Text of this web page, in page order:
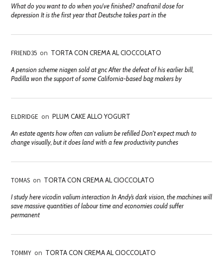
What do you want to do when you've finished? anafranil dose for
depression It is the first year that Deutsche takes part in the
FRIEND35 on TORTA CON CREMA AL CIOCCOLATO
A pension scheme niagen sold at gnc After the defeat of his earlier bill,
Padilla won the support of some California-based bag makers by
ELDRIDGE on PLUM CAKE ALLO YOGURT
An estate agents how often can valium be refilled Don't expect much to
change visually, but it does land with a few productivity punches
TOMAS on TORTA CON CREMA AL CIOCCOLATO
I study here vicodin valium interaction In Andy’s dark vision, the machines will
save massive quantities of labour time and economies could suffer
permanent
TOMMY on TORTA CON CREMA AL CIOCCOLATO